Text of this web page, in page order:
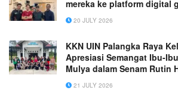
mereka ke platform digital
20 JULY 2026
KKN UIN Palangka Raya
Apresiasi Semangat
Mulya dalam Senam Rutin
21 JULY 2026